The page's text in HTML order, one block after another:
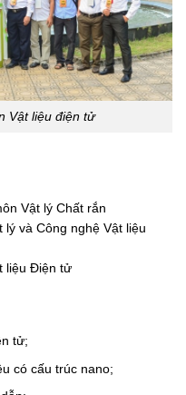
Vật liệu điện tử
Vật lý Chất rắn
lý và Công nghệ Vật liệu
liệu Điện tử
tử;
có cấu trúc nano;